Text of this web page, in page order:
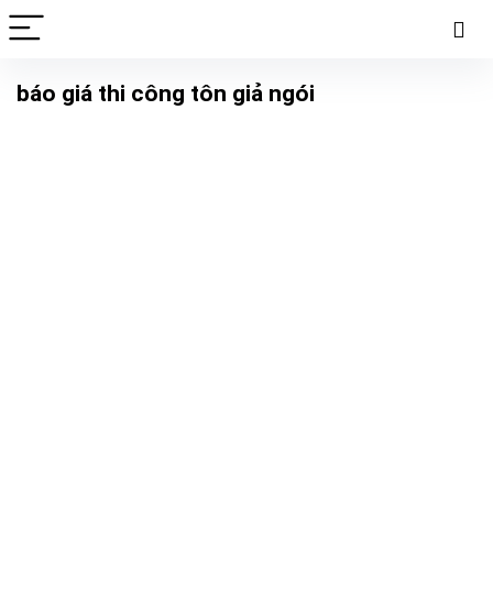
báo giá thi công tôn giả ngói